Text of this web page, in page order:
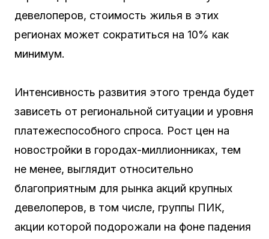
девелоперов, стоимость жилья в этих
регионах может сократиться на 10% как
минимум.
Интенсивность развития этого тренда будет
зависеть от региональной ситуации и уровня
платежеспособного спроса. Рост цен на
новостройки в городах-миллионниках, тем
не менее, выглядит относительно
благоприятным для рынка акций крупных
девелоперов, в том числе, группы ПИК,
акции которой подорожали на фоне падения